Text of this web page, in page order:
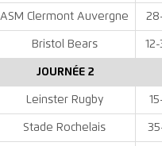
ASM Clermont Auvergne
Bristol Bears
JOURNÉE 2
Leinster Rugby
Stade Rochelais